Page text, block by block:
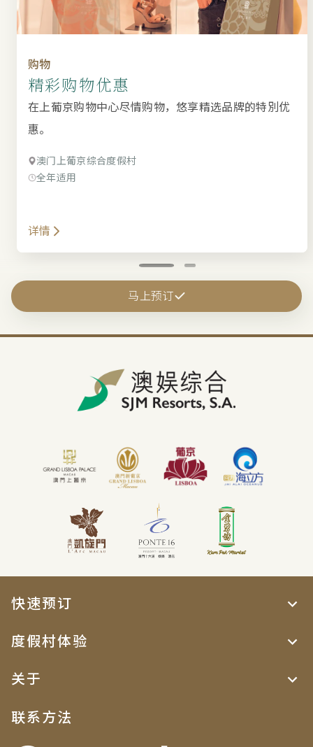
马上预订
购物
精彩购物优惠
在上葡京购物中心尽情购物，悠享精选品牌的特別优
惠。
澳门上葡京综合度假村
全年适用
详情
快速预订
度假村体验
关于
联系方法